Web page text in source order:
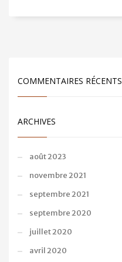
COMMENTAIRES RÉCENTS
ARCHIVES
août 2023
novembre 2021
septembre 2021
septembre 2020
juillet 2020
avril 2020